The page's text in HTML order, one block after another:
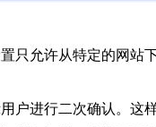
只允许从特定的网站
户进行二次确认。这